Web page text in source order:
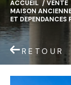
ACCUEIL VENTE
MAISON
ET DEPENDANCES
RETOUR